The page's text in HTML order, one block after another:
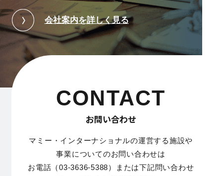
会社案内を詳しく見る
CONTACT
お問い合わせ
マミー・インターナショナルの運営する施設や
事業についてのお問い合わせは
お電話（03-3636-5388）または下記問い合わせ